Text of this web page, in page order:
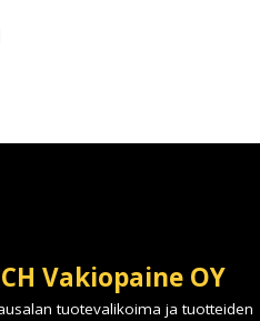
Vakiopaine OY
tuotevalikoima ja tuotteiden